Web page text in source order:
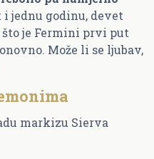
i jednu godinu, devet
je Fermini prvi put
Može li se ljubav,
markizu Sierva